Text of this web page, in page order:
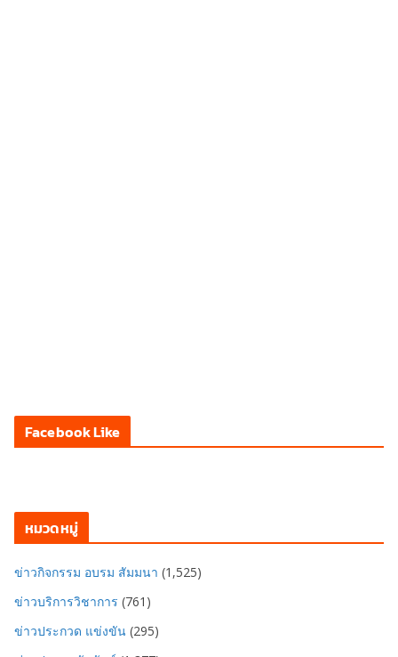
Facebook Like
หมวดหมู่
ข่าวกิจกรรม อบรม สัมมนา (1,525)
ข่าวบริการวิชาการ (761)
ข่าวประกวด แข่งขัน (295)